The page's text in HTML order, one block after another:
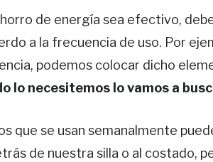
de energía sea efectivo,
a la frecuencia de uso. Por
podemos colocar dicho
lo necesitemos lo vamos a
que se usan semanalmente
de nuestra silla o al costado,